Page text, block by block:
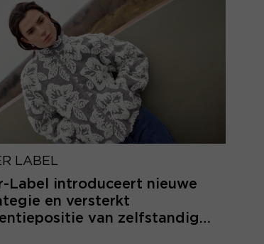
LABEL
Label introduceert nieuwe
en versterkt
van zelfstandige